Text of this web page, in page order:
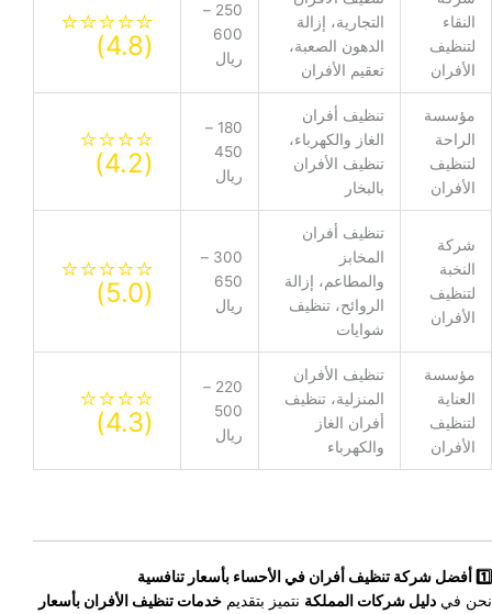
النقاء
لتنظيف
الأفران
التجارية، إزالة
الدهون الصعبة،
تعقيم الأفران
250 –
600
ريال
⭐⭐⭐⭐⭐
(4.8)
مؤسسة
الراحة
لتنظيف
الأفران
تنظيف أفران
الغاز والكهرباء،
تنظيف الأفران
بالبخار
180 –
450
ريال
⭐⭐⭐⭐
(4.2)
شركة
النخبة
لتنظيف
الأفران
تنظيف أفران
المخابز
والمطاعم، إزالة
الروائح، تنظيف
شوايات
300 –
650
ريال
⭐⭐⭐⭐⭐
(5.0)
مؤسسة
العناية
لتنظيف
الأفران
تنظيف الأفران
المنزلية، تنظيف
أفران الغاز
والكهرباء
220 –
500
ريال
⭐⭐⭐⭐
(4.3)
1️⃣ أفضل شركة تنظيف أفران في الأحساء بأسعار تنافسية
نحن في دليل شركات المملكة نتميز بتقديم خدمات تنظيف الأفران بأسعار